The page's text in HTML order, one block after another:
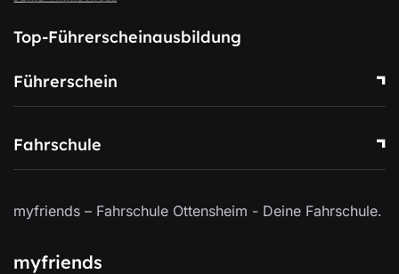
Top-Führerscheinausbildung
Führerschein
Fahrschule
myfriends – Fahrschule Ottensheim - Deine Fahrschule.
myfriends